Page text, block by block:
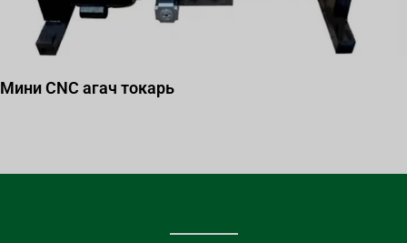
Мини CNC агач токарь